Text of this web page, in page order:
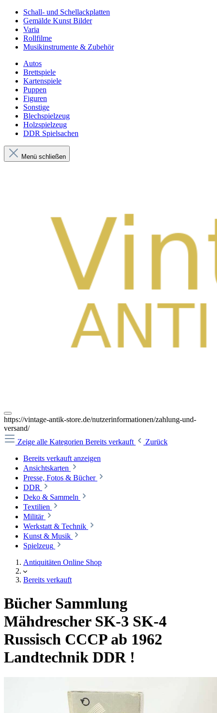
Schall- und Schellackplatten
Gemälde Kunst Bilder
Varia
Rollfilme
Musikinstrumente & Zubehör
Autos
Brettspiele
Kartenspiele
Puppen
Figuren
Sonstige
Blechspielzeug
Holzspielzeug
DDR Spielsachen
Menü schließen
https://vintage-antik-store.de/nutzerinformationen/zahlung-und-
versand/
Zeige alle Kategorien Bereits verkauft
Zurück
Bereits verkauft anzeigen
Ansichtskarten
Presse, Fotos & Bücher
DDR
Deko & Sammeln
Textilien
Militär
Werkstatt & Technik
Kunst & Musik
Spielzeug
Antiquitäten Online Shop
Bereits verkauft
Bücher Sammlung
Mähdrescher SK-3 SK-4
Russisch CCCP ab 1962
Landtechnik DDR !